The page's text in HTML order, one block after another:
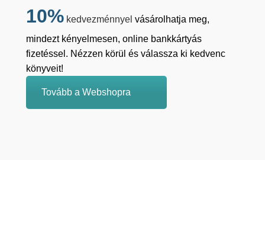
10% kedvezménnyel vásárolhatja meg,
mindezt kényelmesen, online bankkártyás
fizetéssel. Nézzen körül és válassza ki kedvenc
könyveit!
Tovább a Webshopra